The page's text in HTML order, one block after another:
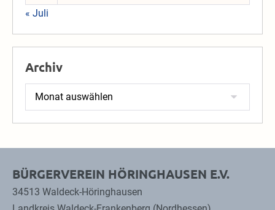
« Juli
Archiv
Archiv
BÜRGERVEREIN HÖRINGHAUSEN E.V.
34513 Waldeck-Höringhausen